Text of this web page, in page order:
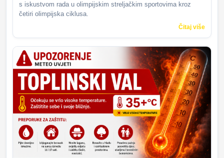
s iskustvom rada u olimpijskim streljačkim sportovima kroz
četiri olimpijska ciklusa.
Čitaj više